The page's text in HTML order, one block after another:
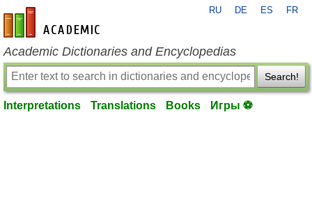
en-academic.com
RU DE ES FR
Academic Dictionaries and Encyclopedias
Search!
Interpretations Translations Books Игры ⚽